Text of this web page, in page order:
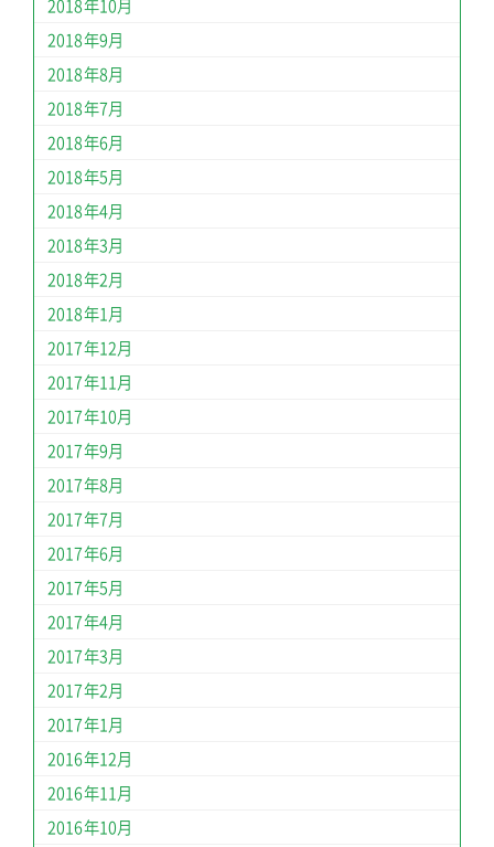
2018年10月
2018年9月
2018年8月
2018年7月
2018年6月
2018年5月
2018年4月
2018年3月
2018年2月
2018年1月
2017年12月
2017年11月
2017年10月
2017年9月
2017年8月
2017年7月
2017年6月
2017年5月
2017年4月
2017年3月
2017年2月
2017年1月
2016年12月
2016年11月
2016年10月